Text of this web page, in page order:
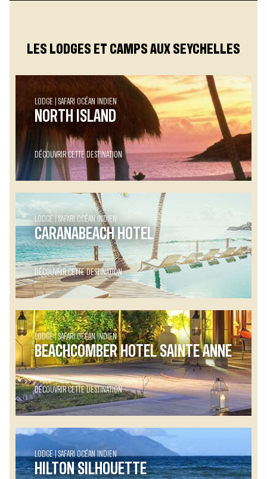
LES LODGES ET CAMPS AUX SEYCHELLES
LODGE SAFARI OCÉAN INDIEN
NORTH ISLAND
DÉCOUVRIR CETTE DESTINATION
LODGE SAFARI OCÉAN INDIEN
CARANABEACH HOTEL
DÉCOUVRIR CETTE DESTINATION
LODGE SAFARI OCÉAN INDIEN
BEACHCOMBER HOTEL SAINTE ANNE
DÉCOUVRIR CETTE DESTINATION
LODGE SAFARI OCÉAN INDIEN
HILTON SILHOUETTE